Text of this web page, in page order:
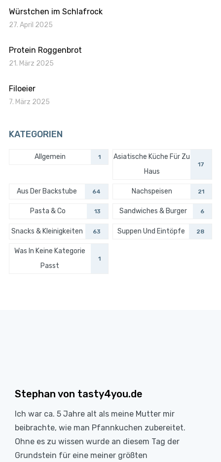
Würstchen im Schlafrock
27. April 2025
Protein Roggenbrot
21. März 2025
Filoeier
7. März 2025
KATEGORIEN
Allgemein 1
Asiatische Küche Für Zu
Haus
17
Aus Der Backstube 64 Nachspeisen 21
Pasta & Co 13 Sandwiches & Burger 6
Snacks & Kleinigkeiten 63 Suppen Und Eintöpfe 28
Was In Keine Kategorie
Passt
1
Stephan von tasty4you.de
Ich war ca. 5 Jahre alt als meine Mutter mir
beibrachte, wie man Pfannkuchen zubereitet.
Ohne es zu wissen wurde an diesem Tag der
Grundstein für eine meiner größten